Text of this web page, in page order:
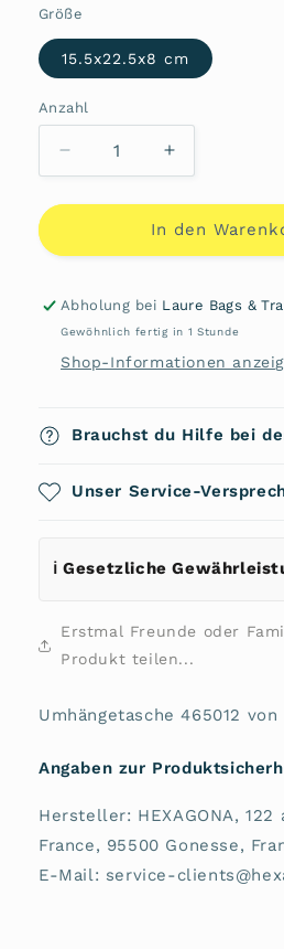
Größe
15.5x22.5x8 cm
Anzahl
Anzahl
Verringere
die
Menge
Umhängetasche
von
Hexagona
Erhöhe
die
Menge
für
von
Hexagona
In den
Abholung bei Laure Bags &
Gewöhnlich fertig in 1 Stunde
Shop-Informationen
Brauchst du Hilfe bei
Unser Service-
ℹ️ Gesetzliche
Erstmal Freunde oder
Produkt teilen...
Umhängetasche 465012 von
Angaben zur
Hersteller: HEXAGONA,
France, 95500 Gonesse,
E-Mail: service-